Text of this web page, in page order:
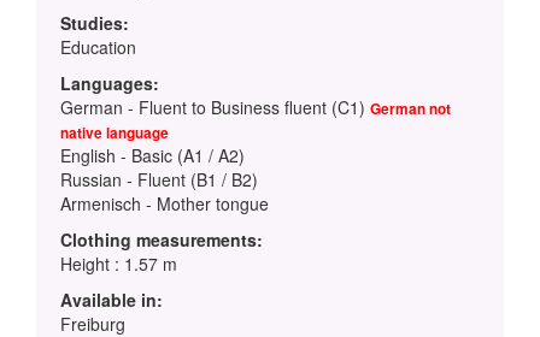
Studies:
Education
Languages:
German - Fluent to Business fluent (C1) German not
native language
English - Basic (A1 / A2)
Russian - Fluent (B1 / B2)
Armenisch - Mother tongue
Clothing measurements:
Height : 1.57 m
Available in:
Freiburg